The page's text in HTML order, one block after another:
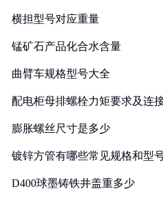
横担型号对应重量
锰矿石产品化合水含量
曲臂车规格型号大全
配电柜母排螺栓力矩要求及连
膨胀螺丝尺寸是多少
镀锌方管有哪些常见规格和型
D400球墨铸铁井盖重多少